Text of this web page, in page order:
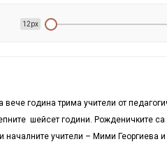
12px
вече година трима учители от
шейсет години. Рожденичките
началните учители – Мими Георгиева